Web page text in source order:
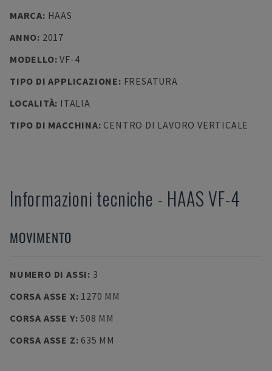
MARCA: HAAS
ANNO: 2017
MODELLO:VF-4
TIPO DI APPLICAZIONE: FRESATURA
LOCALITÀ: ITALIA
TIPO DI MACCHINA: CENTRO DI LAVORO VERTICALE
Informazioni tecniche - HAAS VF-4
MOVIMENTO
NUMERO DI ASSI: 3
CORSA ASSE X: 1270 MM
CORSA ASSE Y:508 MM
CORSA ASSE Z: 635 MM